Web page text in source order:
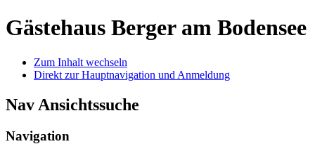
Gästehaus Berger am Bodensee
Zum Inhalt wechseln
Direkt zur Hauptnavigation und Anmeldung
Nav Ansichtssuche
Navigation